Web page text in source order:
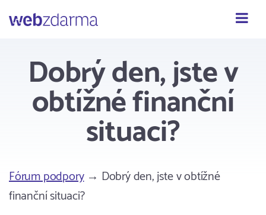
Webzdarma
Dobrý den, jste v
obtížné finanční
situaci?
Fórum podpory→ Dobrý den, jste v obtížné
finanční situaci?